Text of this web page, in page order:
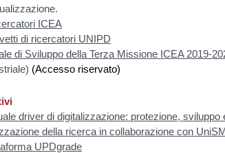
ICEA
di ricercatori UNIPD
di Sviluppo della Terza Missione ICEA 2019-
(Accesso riservato)
driver di digitalizzazione: protezione, sviluppo
della ricerca in collaborazione con
UPDgrade